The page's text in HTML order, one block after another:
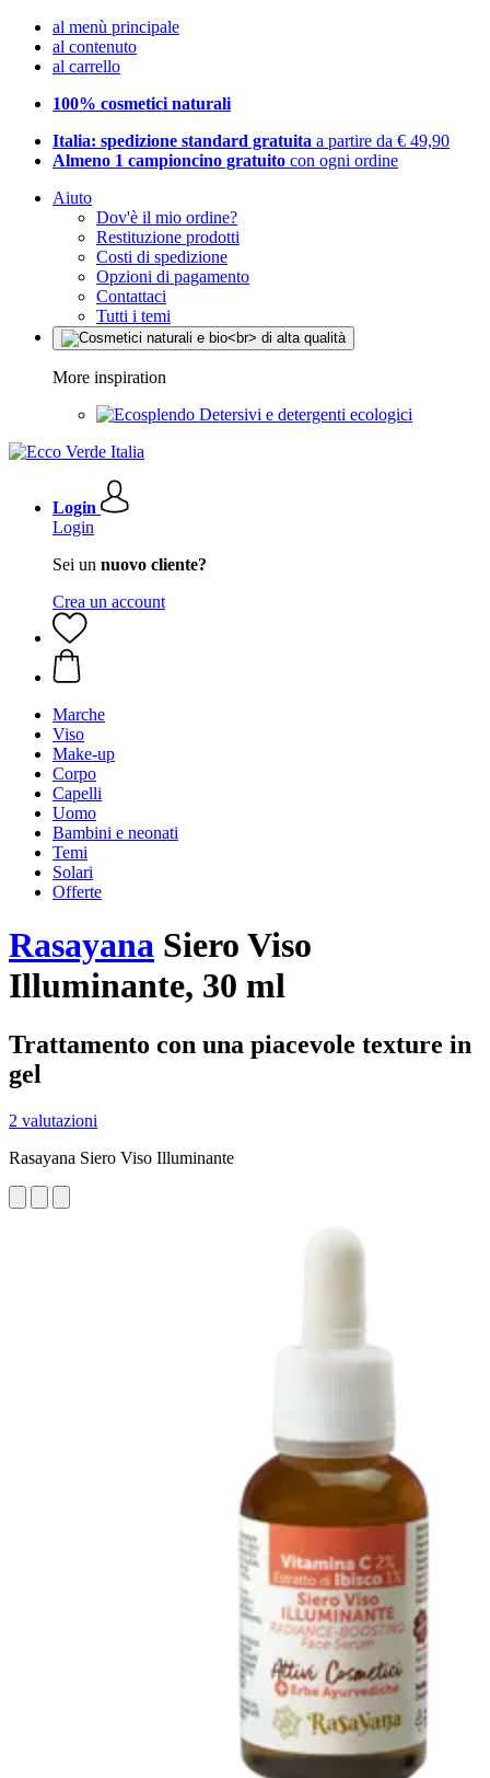
al menù principale
al contenuto
al carrello
100% cosmetici naturali
Italia: spedizione standard gratuita a partire da € 49,90
Almeno 1 campioncino gratuito con ogni ordine
Aiuto
Dov'è il mio ordine?
Restituzione prodotti
Costi di spedizione
Opzioni di pagamento
Contattaci
Tutti i temi
More inspiration
Detersivi e detergenti ecologici
Login
Login
Sei un nuovo cliente?
Crea un account
Marche
Viso
Make-up
Corpo
Capelli
Uomo
Bambini e neonati
Temi
Solari
Offerte
Rasayana Siero Viso
Illuminante, 30 ml
Trattamento con una piacevole texture in
gel
2 valutazioni
Rasayana Siero Viso Illuminante